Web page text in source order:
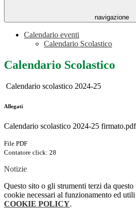
navigazione
Calendario eventi
Calendario Scolastico
Calendario Scolastico
Calendario scolastico 2024-25
Allegati
Calendario scolastico 2024-25 firmato.pdf
File PDF
Contatore click: 28
Notizie
Questo sito o gli strumenti terzi da
cookie necessari al funzionamento ed
COOKIE POLICY.